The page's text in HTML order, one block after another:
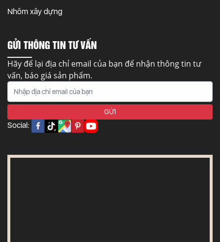
Nhôm xây dựng
GỬI THÔNG TIN TƯ VẤN
Hãy để lại địa chỉ email của bạn để nhận thông tin tư
vấn, báo giá sản phẩm.
Social: